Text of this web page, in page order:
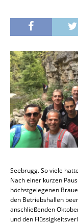
Seebrugg. So viele
Nach einer kurzen
höchstgelegenen
den Betriebshallen
anschließenden
und den